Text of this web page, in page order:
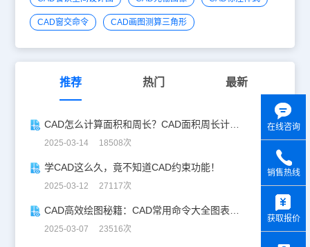
CAD窗交命令 CAD画图测算三角形
推荐 热门 最新
CAD怎么计算面积和周长？CAD面积周长计算全攻略
2025-03-14 18508次
学CAD这么久，竟不知道CAD约束功能！
2025-03-12 27117次
CAD高效绘图秘籍：CAD常用命令大全图表珍藏版
2025-03-07 23516次
在线咨询
销售热线
获取报价